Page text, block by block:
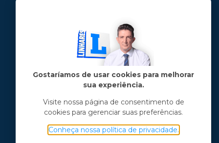
Jose Linhares Jr é maranhense.
Formado em Jornalismo, estudou filosofia
e tem pós-graduações em ciência política
e marketing político.
Menu principal
Notícias
Opinião
Gostaríamos de usar cookies para melhorar
sua experiência.
Visite nossa página de consentimento de
cookies para gerenciar suas preferências.
Conheça nossa política de privacidade.